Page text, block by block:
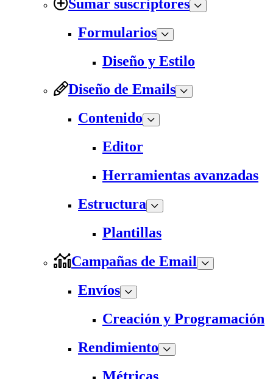
Sumar suscriptores
Formularios
Diseño y Estilo
Diseño de Emails
Contenido
Editor
Herramientas avanzadas
Estructura
Plantillas
Campañas de Email
Envíos
Creación y Programación
Rendimiento
Métricas